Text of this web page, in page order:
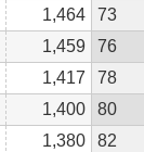
1,464 73
1,459 76
1,417 78
1,400 80
1,380 82